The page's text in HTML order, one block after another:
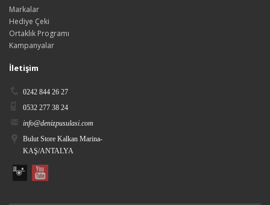
Markalar
Hediye Çeki
Ortaklık Programı
Kampanyalar
İletişim
0242 844 26 27
0532 277 38 24
info@denizpusulasi.com
Bulut Store Kalkan Marina-
KAŞ/ANTALYA